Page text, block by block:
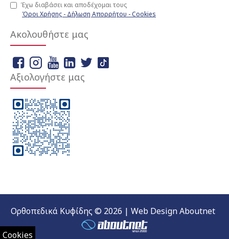
Cookies
Έχω διαβάσει και αποδέχομαι τους
Όροι Χρήσης - Δήλωση Απορρήτου - Cookies
Ακολουθήστε μας
Αξιολογήστε μας
Ορθοπεδικά Κυφίδης © 2026 | Web Design Aboutnet